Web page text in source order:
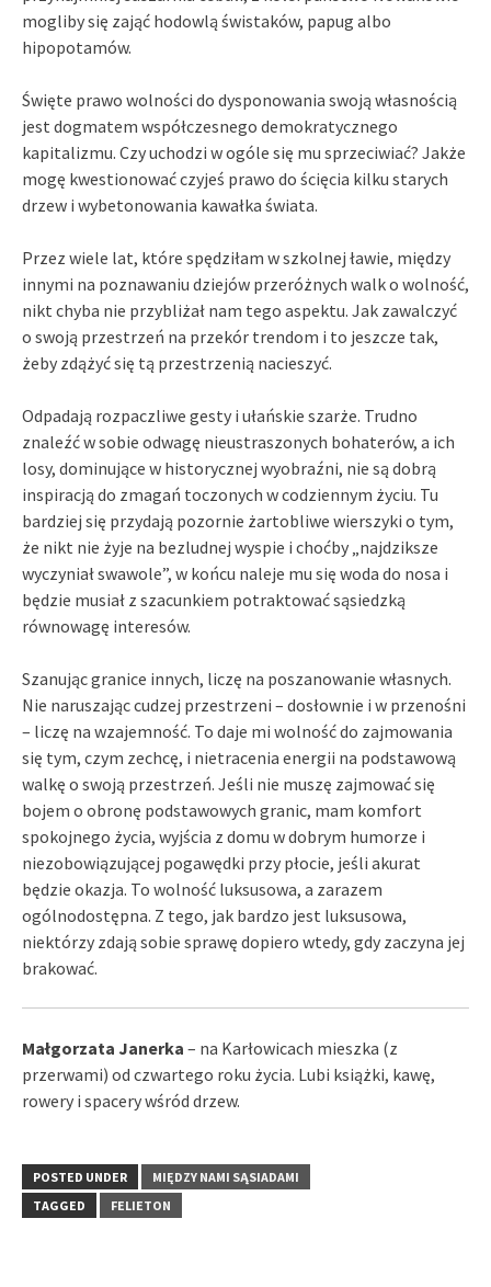
mogliby się zająć hodowlą świstaków, papug albo
hipopotamów.
Święte prawo wolności do dysponowania swoją własnością
jest dogmatem współczesnego demokratycznego
kapitalizmu. Czy uchodzi w ogóle się mu sprzeciwiać? Jakże
mogę kwestionować czyjeś prawo do ścięcia kilku starych
drzew i wybetonowania kawałka świata.
Przez wiele lat, które spędziłam w szkolnej ławie, między
innymi na poznawaniu dziejów przeróżnych walk o wolność,
nikt chyba nie przybliżał nam tego aspektu. Jak zawalczyć
o swoją przestrzeń na przekór trendom i to jeszcze tak,
żeby zdążyć się tą przestrzenią nacieszyć.
Odpadają rozpaczliwe gesty i ułańskie szarże. Trudno
znaleźć w sobie odwagę nieustraszonych bohaterów, a ich
losy, dominujące w historycznej wyobraźni, nie są dobrą
inspiracją do zmagań toczonych w codziennym życiu. Tu
bardziej się przydają pozornie żartobliwe wierszyki o tym,
że nikt nie żyje na bezludnej wyspie i choćby „najdziksze
wyczyniał swawole”, w końcu naleje mu się woda do nosa i
będzie musiał z szacunkiem potraktować sąsiedzką
równowagę interesów.
Szanując granice innych, liczę na poszanowanie własnych.
Nie naruszając cudzej przestrzeni – dosłownie i w przenośni
– liczę na wzajemność. To daje mi wolność do zajmowania
się tym, czym zechcę, i nietracenia energii na podstawową
walkę o swoją przestrzeń. Jeśli nie muszę zajmować się
bojem o obronę podstawowych granic, mam komfort
spokojnego życia, wyjścia z domu w dobrym humorze i
niezobowiązującej pogawędki przy płocie, jeśli akurat
będzie okazja. To wolność luksusowa, a zarazem
ogólnodostępna. Z tego, jak bardzo jest luksusowa,
niektórzy zdają sobie sprawę dopiero wtedy, gdy zaczyna jej
brakować.
Małgorzata Janerka – na Karłowicach mieszka (z
przerwami) od czwartego roku życia. Lubi książki, kawę,
rowery i spacery wśród drzew.
POSTED UNDER
MIĘDZY NAMI SĄSIADAMI
TAGGED
FELIETON